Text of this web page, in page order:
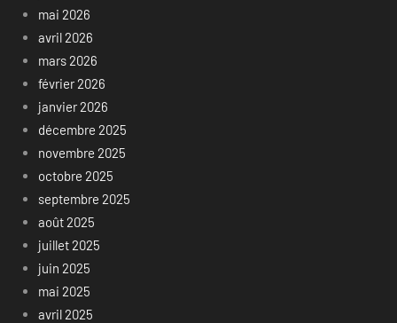
mai 2026
avril 2026
mars 2026
février 2026
janvier 2026
décembre 2025
novembre 2025
octobre 2025
septembre 2025
août 2025
juillet 2025
juin 2025
mai 2025
avril 2025